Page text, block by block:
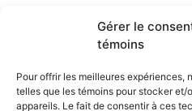
Gérer le
témoins
Pour offrir les meilleures expériences,
telles que les témoins pour stocker
appareils. Le fait de consentir à ces
Les